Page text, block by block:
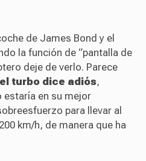
de James Bond y el
la función de “pantalla de
deje de verlo. Parece
el turbo dice adiós,
estaría en su mejor
para llevar al
km/h, de manera que ha